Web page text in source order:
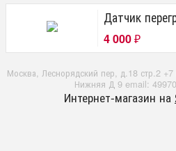
Датчик
4 000 ₽
Москва, Леснорядский пер, д.18 стр.2 +7
Нижняя Д 9 email:
Интернет-магазин на